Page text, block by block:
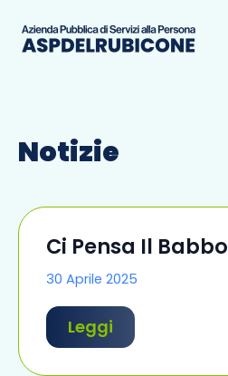
Notizie
Ci Pensa Il Babbo
30 Aprile 2025
Leggi